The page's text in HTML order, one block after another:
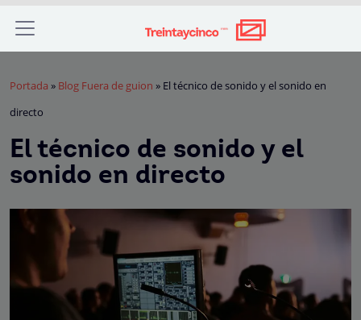
Portada » Blog Fuera de guion » El técnico de sonido y el sonido en
directo
El técnico de sonido y el
sonido en directo